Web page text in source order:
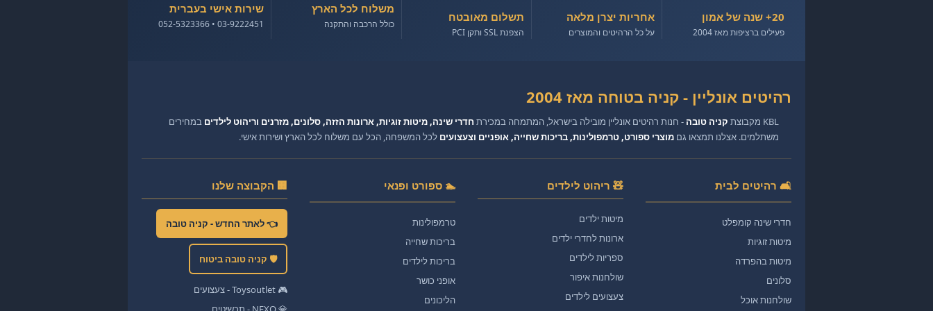
20+ שנה של אמון
פעילים ברציפות מאז 2004
אחריות יצרן מלאה
על כל הרהיטים והמוצרים
תשלום מאובטח
הצפנת SSL ותקן PCI
משלוח לכל הארץ
כולל הרכבה והתקנה
שירות אישי בעברית
03-9222451 • 052-5323366
רהיטים אונליין - קניה בטוחה מאז 2004
KBL מקבוצת קניה טובה - חנות רהיטים אונליין מובילה בישראל, המתמחה במכירת חדרי שינה, מיטות זוגיות, ארונות הזזה, סלונים, מזרנים וריהוט לילדים במחירים
משתלמים. אצלנו תמצאו גם מוצרי ספורט, טרמפולינות, בריכות שחייה, אופניים וצעצועים לכל המשפחה, הכל עם משלוח לכל הארץ ושירות אישי.
🛋️ רהיטים לבית
חדרי שינה קומפלט
מיטות זוגיות
מיטות בהפרדה
סלונים
שולחנות אוכל
🧸 ריהוט לילדים
מיטות ילדים
ארונות לחדרי ילדים
ספריות לילדים
שולחנות איפור
צעצועים לילדים
🏊 ספורט ופנאי
טרמפולינות
בריכות שחייה
בריכות לילדים
אופני כושר
הליכונים
🏢 הקבוצה שלנו
👈 לאתר החדש - קניה טובה
🛡️ קניה טובה ביטוח
🎮 Toysoutlet - צעצועים